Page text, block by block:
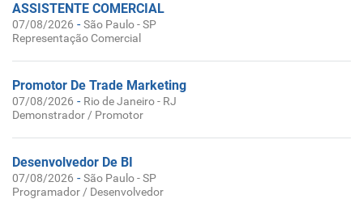
ASSISTENTE COMERCIAL
07/08/2026 -São Paulo - SP
Representação Comercial
Promotor De Trade Marketing
07/08/2026 - Rio de Janeiro - RJ
Demonstrador / Promotor
Desenvolvedor De BI
07/08/2026 -São Paulo - SP
Programador / Desenvolvedor